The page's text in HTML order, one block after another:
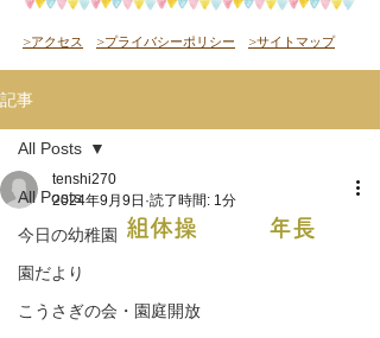
>アクセス >プライバシーポリシー >サイトマップ
記事
All Posts
今日の幼稚園
園だより
こうさぎの会・園庭開放
All Posts
組体操 年長
tenshi270
2024年9月9日 読了時間: 1分